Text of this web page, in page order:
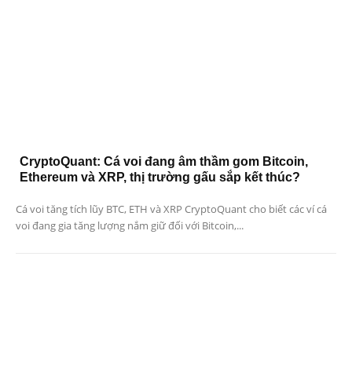
CryptoQuant: Cá voi đang âm thầm gom Bitcoin,
Ethereum và XRP, thị trường gấu sắp kết thúc?
Cá voi tăng tích lũy BTC, ETH và XRP CryptoQuant cho biết các ví cá
voi đang gia tăng lượng nắm giữ đối với Bitcoin,...